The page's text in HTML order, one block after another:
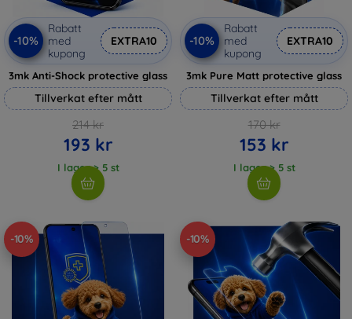
-10%
Rabatt
med
kupong
EXTRA10
3mk Anti-Shock protective glass
Tillverkat efter mått
214 kr
193 kr
I lager > 5 st
-10%
Rabatt
med
kupong
EXTRA10
3mk Pure Matt protective glass
Tillverkat efter mått
170 kr
153 kr
I lager > 5 st
-10% -10%